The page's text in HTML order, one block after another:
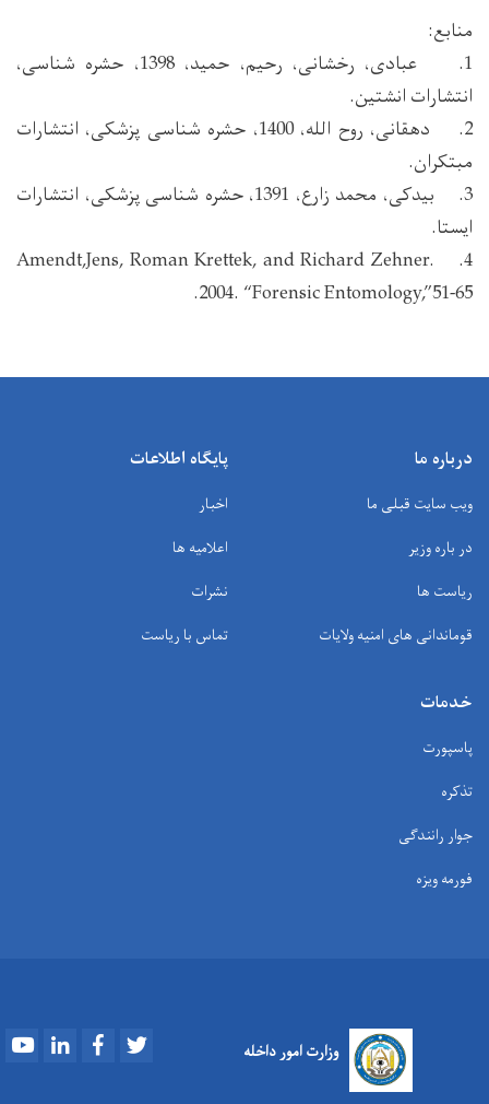
منابع:
1. عبادی، رخشانی، رحیم، حمید، 1398، حشره شناسی،
انتشارات انشتین.
2. دهقانی، روح الله، 1400، حشره شناسی پزشکی، انتشارات
مبتکران.
3. بیدکی، محمد زارع، 1391، حشره شناسی پزشکی، انتشارات
ایستا.
4. Amendt,Jens, Roman Krettek, and Richard Zehner.
2004. “Forensic Entomology,”51-65.
درباره ما
ویب سایت قبلی ما
در باره وزیر
ریاست ها
قوماندانی های امنیه ولایات
پایگاه اطلاعات
اخبار
اعلامیه ها
نشرات
تماس با ریاست
خدمات
پاسپورت
تذکره
جوار رانندگی
فورمه ویزه
وزارت امور داخله YoutubeLinkedInFacebook